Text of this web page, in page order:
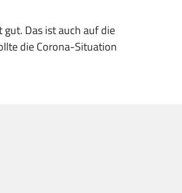
Das ist auch auf die
die Corona-Situation